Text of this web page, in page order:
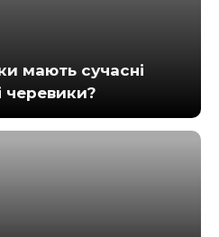
мають сучасні
черевики?